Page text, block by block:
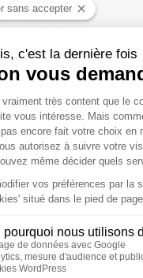
Championnat des